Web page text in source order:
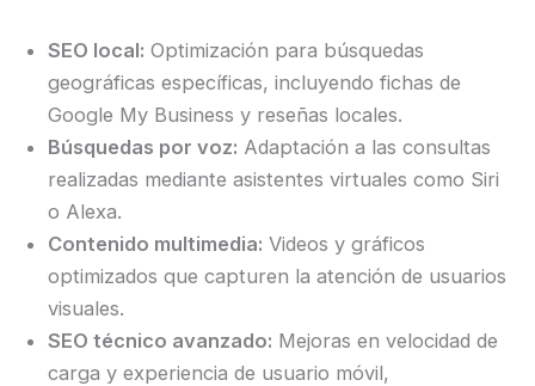
SEO local: Optimización para búsquedas
geográficas específicas, incluyendo fichas de
Google My Business y reseñas locales.
Búsquedas por voz: Adaptación a las consultas
realizadas mediante asistentes virtuales como Siri
o Alexa.
Contenido multimedia: Videos y gráficos
optimizados que capturen la atención de usuarios
visuales.
SEO técnico avanzado: Mejoras en velocidad de
carga y experiencia de usuario móvil,